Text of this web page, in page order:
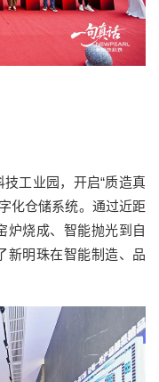
工业园，开启“质造真
化仓储系统。通过近距
炉烧成、智能抛光到自
新明珠在智能制造、品